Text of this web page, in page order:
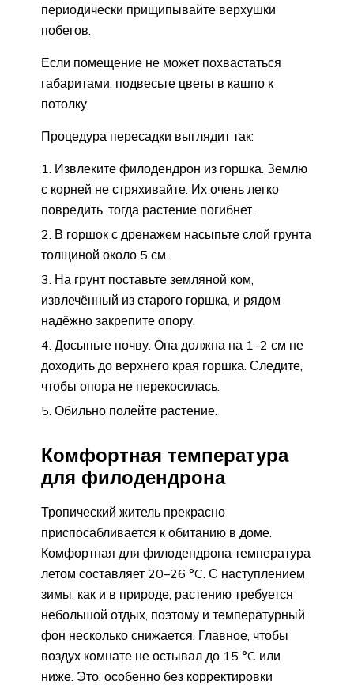
периодически прищипывайте верхушки
побегов.
Если помещение не может похвастаться
габаритами, подвесьте цветы в кашпо к
потолку
Процедура пересадки выглядит так:
Извлеките филодендрон из горшка. Землю
с корней не стряхивайте. Их очень легко
повредить, тогда растение погибнет.
В горшок с дренажем насыпьте слой грунта
толщиной около 5 см.
На грунт поставьте земляной ком,
извлечённый из старого горшка, и рядом
надёжно закрепите опору.
Досыпьте почву. Она должна на 1–2 см не
доходить до верхнего края горшка. Следите,
чтобы опора не перекосилась.
Обильно полейте растение.
Комфортная температура
для филодендрона
Тропический житель прекрасно
приспосабливается к обитанию в доме.
Комфортная для филодендрона температура
летом составляет 20–26 °C. С наступлением
зимы, как и в природе, растению требуется
небольшой отдых, поэтому и температурный
фон несколько снижается. Главное, чтобы
воздух комнате не остывал до 15 °C или
ниже. Это, особенно без корректировки